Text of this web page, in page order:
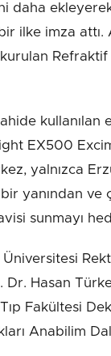
daha
ilke imza
kullanılan
EX500
yalnızca
yanından ve
sunmayı
Üniversitesi
Dr. Hasan
Fakültesi
Anabilim